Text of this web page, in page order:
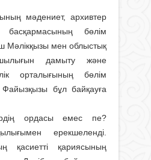
мәдениет, ар­хив­тер
басқармасының бөлім
Мәлікқызы мен облыстық
дамыту және
орталығының бөлім
Файызқызы бұл байқауға
ордасы емес пе?
ерекшеленді.
қасиетті қариясының